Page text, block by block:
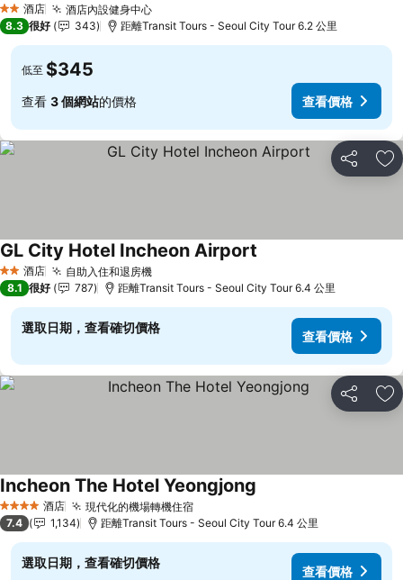
2 星級酒店 酒店內設健身中心
8.3 很好 343 距離Transit Tours - Seoul City Tour 6.2 公里
低至 $345
查看 3 個網站的價格 查看價格
分享 放
2 星級酒店 自助入住和退房機
GL City Hotel Incheon Airport
8.1 很好 787 距離Transit Tours - Seoul City Tour 6.4 公里
選取日期，查看確切價格
查看價格
分享 放
4 星級 酒店 現代化的機場轉機住宿
Incheon The Hotel Yeongjong
7.4 1,134 距離Transit Tours - Seoul City Tour 6.4 公里
選取日期，查看確切價格
查看價格